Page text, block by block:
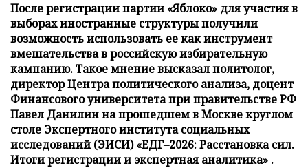
После регистрации партии «Яблоко» для участия в
выборах иностранные структуры получили
возможность использовать ее как инструмент
вмешательства в российскую избирательную
кампанию. Такое мнение высказал политолог,
директор Центра политического анализа, доцент
Финансового университета при правительстве РФ
Павел Данилин на прошедшем в Москве круглом
столе Экспертного института социальных
исследований (ЭИСИ) «ЕДГ–2026: Расстановка сил.
Итоги регистрации и экспертная аналитика» .